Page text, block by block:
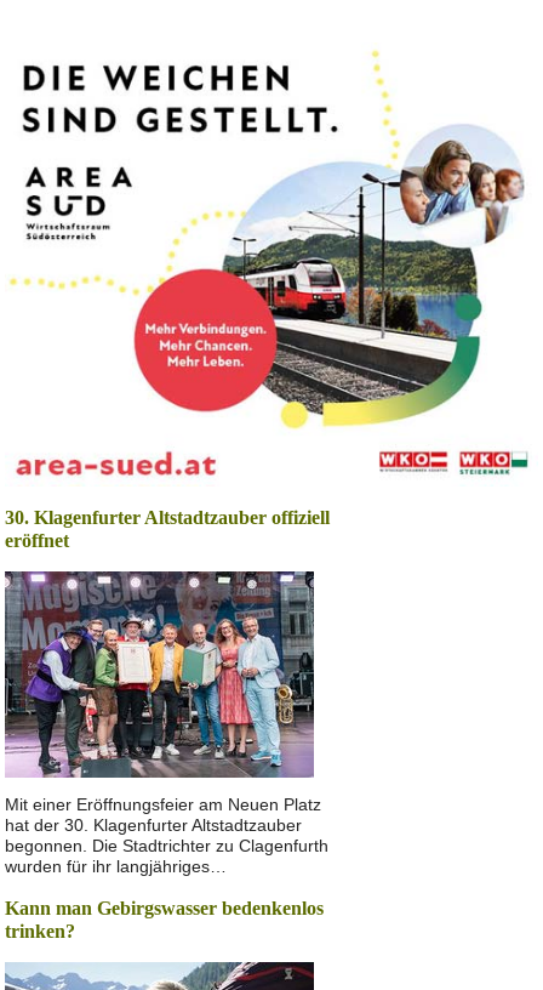
30. Klagenfurter Altstadtzauber offiziell
eröffnet
Mit einer Eröffnungsfeier am Neuen Platz
hat der 30. Klagenfurter Altstadtzauber
begonnen. Die Stadtrichter zu Clagenfurth
wurden für ihr langjähriges…
Kann man Gebirgswasser bedenkenlos
trinken?